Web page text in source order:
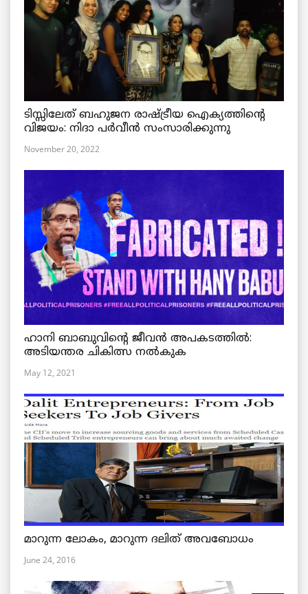
ടിസ്സിലേത് ബഹുജന രാഷ്ട്രീയ ഐക്യത്തിന്റെ
വിജയം: നിദാ പർവീൻ സംസാരിക്കുന്നു
November 20, 2022
ഹാനി ബാബുവിന്റെ ജീവൻ അപകടത്തിൽ:
അടിയന്തര ചികിത്സ നൽകുക
May 12, 2021
മാറുന്ന ലോകം, മാറുന്ന ദലിത് അവബോധം
June 24, 2016